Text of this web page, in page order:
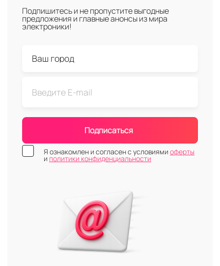
Подпишитесь и не пропустите выгодные
предложения и главные анонсы из мира
электроники!
Подписаться
Я ознакомлен и согласен с условиями оферты
и политики конфиденциальности